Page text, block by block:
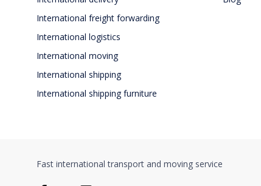
International freight forwarding
International logistics
International moving
International shipping
International shipping furniture
Fast international transport and moving service